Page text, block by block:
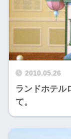
2010.05.26
ランドホテル
て。